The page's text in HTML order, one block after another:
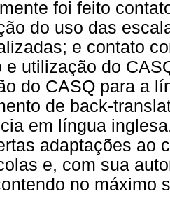
foi feito
do uso das
e contato
e utilização do
do CASQ para a
de back-
em língua
adaptações ao
e, com sua
no máximo